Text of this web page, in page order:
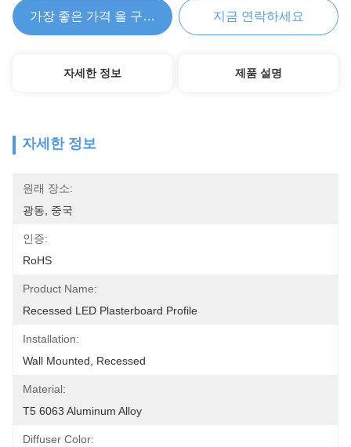
가장 좋은 가격 을 구하라 지금 연락하세요
자세한 정보 제품 설명
자세한 정보
원래 장소:
광동, 중국
인증:
RoHS
Product Name:
Recessed LED Plasterboard Profile
Installation:
Wall Mounted, Recessed
Material:
T5 6063 Aluminum Alloy
Diffuser Color: